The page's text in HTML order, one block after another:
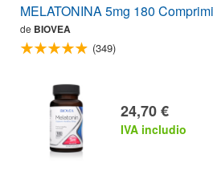
MELATONINA 5mg 180
de BIOVEA
(349)
24,70 €
IVA includio